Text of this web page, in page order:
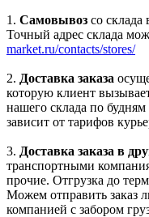
1. Самовывоз со склада
Точный адрес склада
market.ru/contacts/stores/
2. Доставка заказа
которую клиент
нашего склада по
зависит от тарифов
3. Доставка заказа в
транспортными
прочие. Отгрузка до
Можем отправить заказ
компанией с забором